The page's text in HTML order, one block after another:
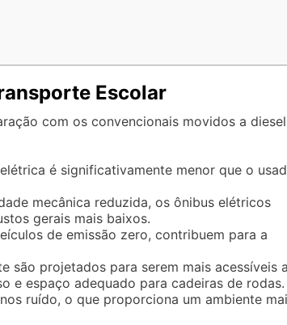
Escolar
com os convencionais movidos a
é significativamente menor que o
mecânica reduzida, os ônibus elétricos
gerais mais baixos.
de emissão zero, contribuem para a
são projetados para serem mais acessíveis
e espaço adequado para cadeiras de rodas.
ruído, o que proporciona um ambiente